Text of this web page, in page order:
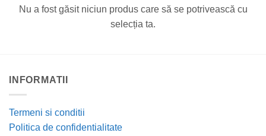
Nu a fost găsit niciun produs care să se potrivească cu
selecția ta.
INFORMATII
Termeni si conditii
Politica de confidentialitate